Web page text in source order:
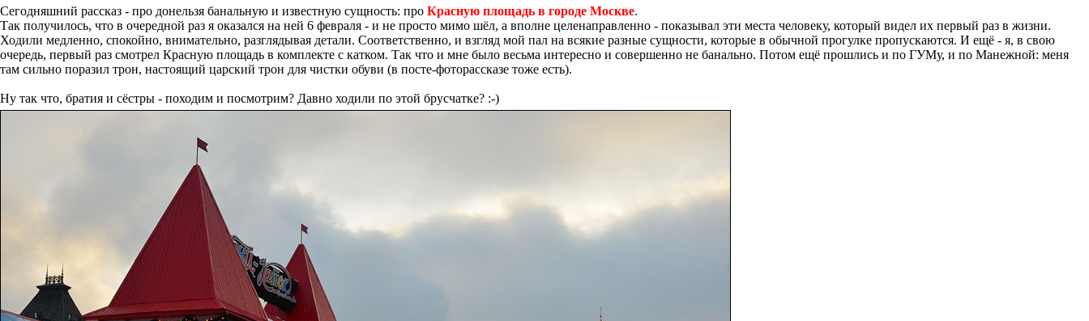
Сегодняшний рассказ - про донельзя банальную и известную сущность: про Красную площадь в городе Москве.
Так получилось, что в очередной раз я оказался на ней 6 февраля - и не просто мимо шёл, а вполне целенаправленно - показывал эти места человеку, который видел их первый раз в жизни.
Ходили медленно, спокойно, внимательно, разглядывая детали. Соответственно, и взгляд мой пал на всякие разные сущности, которые в обычной прогулке пропускаются. И ещё - я, в свою
очередь, первый раз смотрел Красную площадь в комплекте с катком. Так что и мне было весьма интересно и совершенно не банально. Потом ещё прошлись и по ГУМу, и по Манежной: меня
там сильно поразил трон, настоящий царский трон для чистки обуви (в посте-фоторассказе тоже есть).
Ну так что, братия и сёстры - походим и посмотрим? Давно ходили по этой брусчатке? :-)